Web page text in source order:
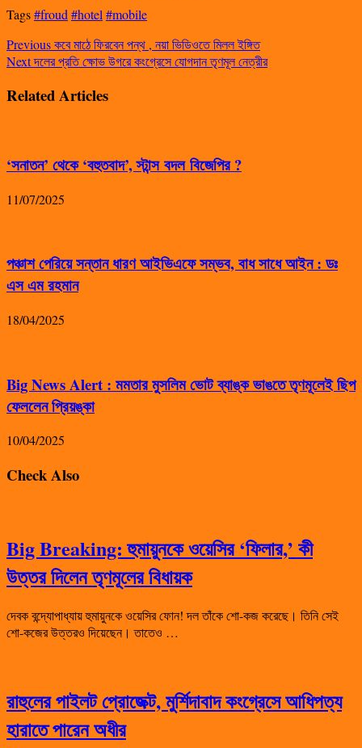
Tags#froud #hotel #mobile
Previousকবে মাঠে ফিরবেন পন্থ , নয়া ভিডিওতে মিলল ইঙ্গিত
Nextদলের প্রতি ক্ষোভ উগরে কংগ্রেসে যোগদান তৃণমূল নেত্রীর
Related Articles
‘সনাতন’ থেকে ‘বহুতবাদ’, স্টান্স বদল বিজেপির ?
11/07/2025
পঞ্চাশ পেরিয়ে সন্তান ধারণ আইভিএফে সম্ভব, বাধ সাধে আইন : ডঃ
এস এম রহমান
18/04/2025
Big News Alert : মমতার মুসলিম ভোট ব্যাঙ্ক ভাঙতে তৃণমূলেই ছিপ
ফেললেন প্রিয়ঙ্কা
10/04/2025
Check Also
Big Breaking: হুমায়ুনকে ওয়েসির ‘ফিলার,’ কী
উত্তর দিলেন তৃণমূলের বিধায়ক
দেবক বন্দ্যোপাধ্যায় হুমায়ুনকে ওয়েসির ফোন! দল তাঁকে শো-কজ করেছে। তিনি সেই
শো-কজের উত্তরও দিয়েছেন। তাতেও …
রাহুলের পাইলট প্রোজেক্ট, মুর্শিদাবাদ কংগ্রেসে আধিপত্য
হারাতে পারেন অধীর